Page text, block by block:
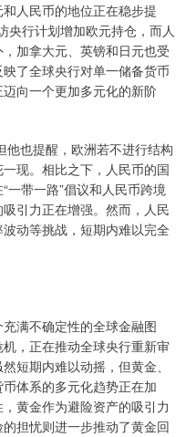
人民币的地位正在稳步提
央行计划增加欧元持仓，而人
加拿大元、英镑和日元也受
了全球央行对单一储备货币
向一个更加多元化的新阶
也提醒，欧洲若不进行结构
现。相比之下，人民币的国
一带一路”倡议和人民币跨境
引力正在增强。然而，人民
动等挑战，短期内难以完全
满不确定性的全球金融图
，正在推动全球央行重新审
短期内难以动摇，但黄金、
体系的多元化趋势正在加
黄金作为避险资产的吸引力
担忧则进一步推动了黄金回